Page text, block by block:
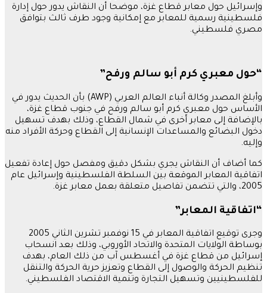
وإسرائيل حول معابر قطاع غزة، موضحا أن النقاش يدور حول إدارة
فلسطينية رسمية للمعابر مع إمكانية وجود طرف ثالث بتوافق
مصري فلسطيني.
“حول معبري كرم أبو سالم ورفح”
وأبلغ المصدر وكالة أنباء العالم العربي (AWP) بأن الحديث يدور في
الأساس حول معبري كرم أبو سالم ورفح في جنوب قطاع غزة،
بالإضافة إلى معابر أخرى في شمال القطاع، وذلك بهدف تسهيل
دخول البضائع والمساعدات الإنسانية إلى القطاع وحركة الأفراد منه
وإليه.
كما أضاف أن النقاش يجري بشكل دقيق ومفصل حول إعادة تفعيل
اتفاقية المعابر الموقعة بين السلطة الفلسطينية وإسرائيل عام
2005، والتي تتضمن تفاصيل متعلقة بعمل معابر غزة.
“اتفاقية المعابر”
وجرى توقيع اتفاقية المعابر في 15 نوفمبر تشرين الثاني 2005
بوساطة الولايات المتحدة والاتحاد الأوروبي، وذلك بعد انسحاب
إسرائيل من قطاع غزة في أغسطس آب من ذلك العام، بهدف
تنظيم الحركة والوصول إلى القطاع وتعزيز حرية الحركة والتنقل
للفلسطينيين وتسهيل التجارة وتنمية الاقتصاد الفلسطيني.